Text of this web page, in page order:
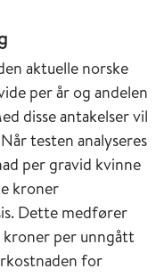
aktuelle norske
per år og andelen
disse antakelser vil
testen analyseres
per gravid kvinne
kroner
Dette medfører
kroner per unngått
for